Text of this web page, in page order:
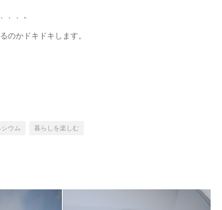
、、。
のかドキドキします。
シウム 暮らしを楽しむ